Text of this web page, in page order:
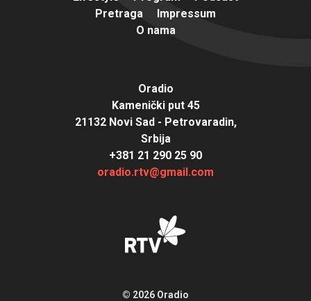
Pretraga
Impressum
O nama
Oradio
Kamenički put 45
21132 Novi Sad - Petrovaradin,
Srbija
+381 21 290 25 90
oradio.rtv@gmail.com
© 2026 Oradio